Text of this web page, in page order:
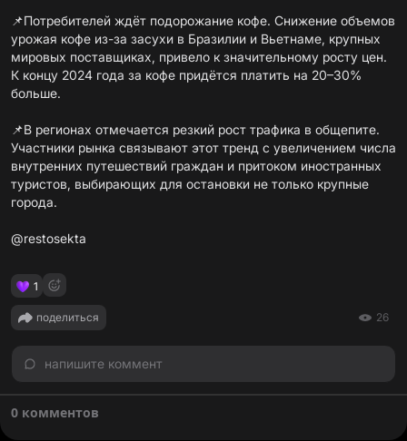
📌Потребителей ждёт подорожание кофе. Снижение объемов
урожая кофе из-за засухи в Бразилии и Вьетнаме, крупных
мировых поставщиках, привело к значительному росту цен.
К концу 2024 года за кофе придётся платить на 20–30%
больше.
📌В регионах отмечается резкий рост трафика в общепите.
Участники рынка связывают этот тренд с увеличением числа
внутренних путешествий граждан и притоком иностранных
туристов, выбирающих для остановки не только крупные
города.
@restosekta
1
поделиться 26
напишите коммент
0 комментов